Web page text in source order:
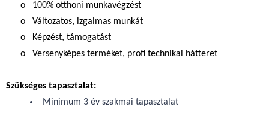
o 100% otthoni munkavégzést
o Változatos, izgalmas munkát
o Képzést, támogatást
o Versenyképes terméket, profi technikai hátteret
Szükséges tapasztalat:
Minimum 3 év szakmai tapasztalat